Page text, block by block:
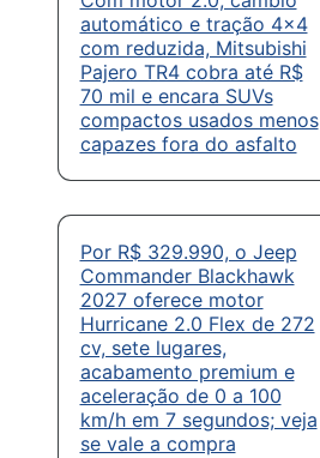
automático e tração 4×4
com reduzida, Mitsubishi
Pajero TR4 cobra até R$
70 mil e encara SUVs
compactos usados menos
capazes fora do asfalto
Por R$ 329.990, o Jeep
Commander Blackhawk
2027 oferece motor
Hurricane 2.0 Flex de 272
cv, sete lugares,
acabamento premium e
aceleração de 0 a 100
km/h em 7 segundos; veja
se vale a compra